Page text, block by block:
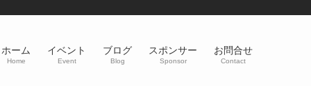
ホーム
Home
イベント
Event
ブログ
Blog
スポンサー
Sponsor
お問合せ
Contact